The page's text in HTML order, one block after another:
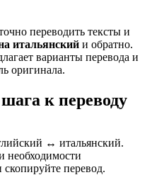
переводить тексты и
итальянский и обратно.
варианты перевода и
оригинала.
к переводу
↔ итальянский.
необходимости
скопируйте перевод.